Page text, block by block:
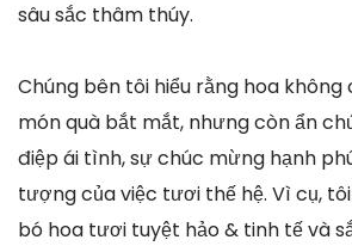
sâu sắc thâm thúy.
Chúng bên tôi hiểu rằng hoa không
món quà bắt mắt, nhưng còn ẩn
điệp ái tình, sự chúc mừng hạnh
tượng của việc tươi thế hệ. Vì cụ,
bó hoa tươi tuyệt hảo & tinh tế và